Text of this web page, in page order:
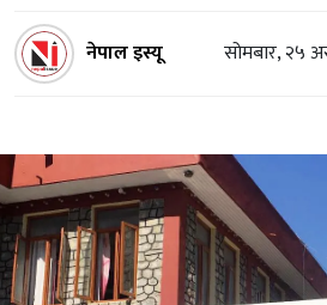
नेपाल इस्यू सोमबार, २५